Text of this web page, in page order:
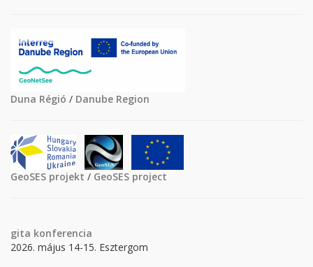
Duna Régió / Danube Region
GeoSES projekt / GeoSES project
gita konferencia
2026. május 14-15. Esztergom